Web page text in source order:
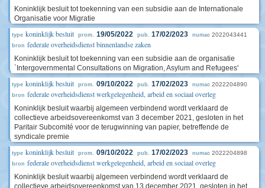
Koninklijk besluit tot toekenning van een subsidie aan de Internationale
Organisatie voor Migratie
type koninklijk besluit prom. 19/05/2022 pub. 17/02/2023 numac 2022043441
bron federale overheidsdienst binnenlandse zaken
Koninklijk besluit tot toekenning van een subsidie aan de organisatie
`Intergovernmental Consultations on Migration, Asylum and Refugees'
type koninklijk besluit prom. 09/10/2022 pub. 17/02/2023 numac 2022204890
bron federale overheidsdienst werkgelegenheid, arbeid en sociaal overleg
Koninklijk besluit waarbij algemeen verbindend wordt verklaard de
collectieve arbeidsovereenkomst van 3 december 2021, gesloten in het
Paritair Subcomité voor de terugwinning van papier, betreffende de
syndicale premie
type koninklijk besluit prom. 09/10/2022 pub. 17/02/2023 numac 2022204898
bron federale overheidsdienst werkgelegenheid, arbeid en sociaal overleg
Koninklijk besluit waarbij algemeen verbindend wordt verklaard de
collectieve arbeidsovereenkomst van 13 december 2021, gesloten in het